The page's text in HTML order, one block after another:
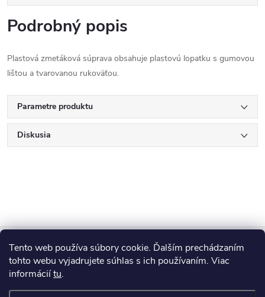
Tento web používa súbory cookie. Ďalším prechádzaním
tohto webu vyjadrujete súhlas s ich používaním. Viac
informáciítu.
Podrobný popis
Plastová zmetáková súprava obsahuje plastovú lopatku s gumovou
lištou a tvarovanou rukoväťou.
Parametre produktu
Diskusia
Z
áBlog
Informácie pre vás